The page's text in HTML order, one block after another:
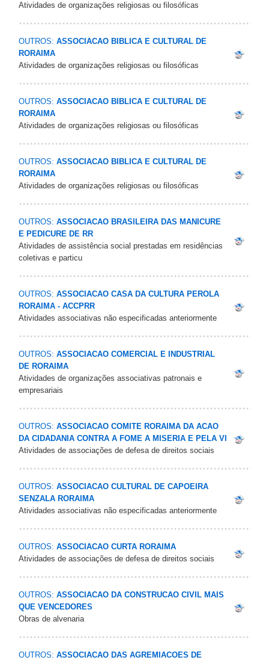
Atividades de organizações religiosas ou filosóficas
OUTROS: ASSOCIACAO BIBLICA E CULTURAL DE
RORAIMA
Atividades de organizações religiosas ou filosóficas
OUTROS: ASSOCIACAO BIBLICA E CULTURAL DE
RORAIMA
Atividades de organizações religiosas ou filosóficas
OUTROS: ASSOCIACAO BIBLICA E CULTURAL DE
RORAIMA
Atividades de organizações religiosas ou filosóficas
OUTROS: ASSOCIACAO BRASILEIRA DAS MANICURE
E PEDICURE DE RR
Atividades de assistência social prestadas em residências
coletivas e particu
OUTROS: ASSOCIACAO CASA DA CULTURA PEROLA
RORAIMA - ACCPRR
Atividades associativas não especificadas anteriormente
OUTROS: ASSOCIACAO COMERCIAL E INDUSTRIAL
DE RORAIMA
Atividades de organizações associativas patronais e
empresariais
OUTROS: ASSOCIACAO COMITE RORAIMA DA ACAO
DA CIDADANIA CONTRA A FOME A MISERIA E PELA VI
Atividades de associações de defesa de direitos sociais
OUTROS: ASSOCIACAO CULTURAL DE CAPOEIRA
SENZALA RORAIMA
Atividades associativas não especificadas anteriormente
OUTROS: ASSOCIACAO CURTA RORAIMA
Atividades de associações de defesa de direitos sociais
OUTROS: ASSOCIACAO DA CONSTRUCAO CIVIL MAIS
QUE VENCEDORES
Obras de alvenaria
OUTROS: ASSOCIACAO DAS AGREMIACOES DE